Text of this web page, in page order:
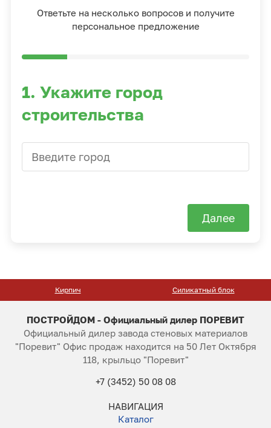
Ответьте на несколько вопросов и получите
персональное предложение
1. Укажите город
строительства
Далее
Силикатный блок Тротуарная плитка
ПОСТРОЙДОМ - Официальный дилер ПОРЕВИТ
Официальный дилер завода стеновых материалов
"Поревит" Офис продаж находится на 50 Лет Октября
118, крыльцо "Поревит"
+7 (3452) 50 08 08
НАВИГАЦИЯ
Каталог